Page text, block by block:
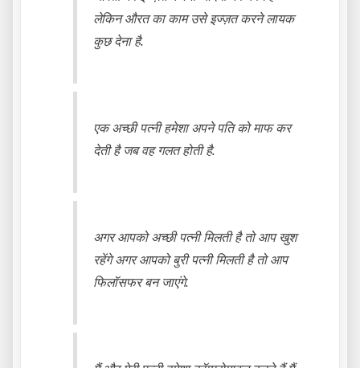
लेकिन औरत का काम उसे इज्ज़त करने लायक
कुछ देना है.
एक अच्छी पत्नी हमेशा अपने पति को माफ कर
देती है जब वह गलत होती है.
अगर आपको अच्छी पत्नी मिलती है तो आप खुश
रहेंगे अगर आपको बुरी पत्नी मिलती है तो आप
फिलॉसफर बन जाएंगे.